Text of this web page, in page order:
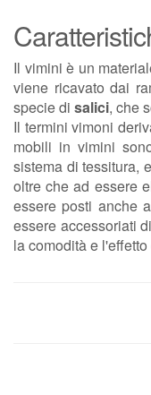
Il vimini è un
viene ricavato dai
specie di salici, che
Il termini vimoni
mobili in vimini
sistema di tessitura,
oltre che ad essere
essere posti anche
essere accessoriati
la comodità e